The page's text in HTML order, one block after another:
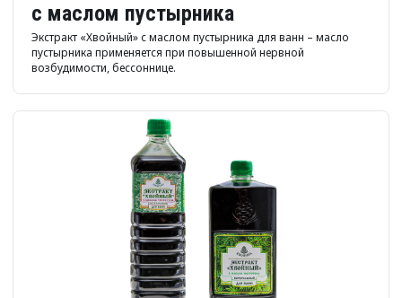
с маслом пустырника
Экстракт «Хвойный» с маслом пустырника для ванн – масло
пустырника применяется при повышенной нервной
возбудимости, бессоннице.